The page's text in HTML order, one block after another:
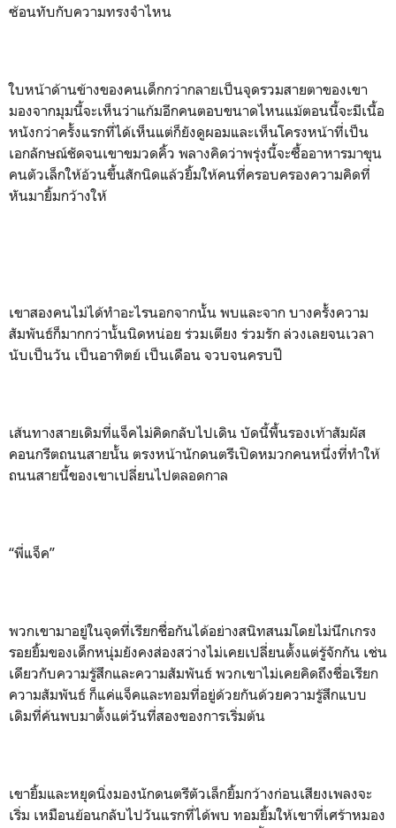
ซ้อนทับกับความทรงจำไหน
ใบหน้าด้านข้างของคนเด็กกว่ากลายเป็นจุดรวมสายตาของเขา
มองจากมุมนี้จะเห็นว่าแก้มอีกคนตอบขนาดไหนแม้ตอนนี้จะมีเนื้อ
หนังกว่าครั้งแรกที่ได้เห็นแต่ก็ยังดูผอมและเห็นโครงหน้าที่เป็น
เอกลักษณ์ชัดจนเขาขมวดคิ้ว พลางคิดว่าพรุ่งนี้จะซื้ออาหารมาขุน
คนตัวเล็กให้อ้วนขึ้นสักนิดแล้วยิ้มให้คนที่ครอบครองความคิดที่
หันมายิ้มกว้างให้
เขาสองคนไม่ได้ทำอะไรนอกจากนั้น พบและจาก บางครั้งความ
สัมพันธ์ก็มากกว่านั้นนิดหน่อย ร่วมเตียง ร่วมรัก ล่วงเลยจนเวลา
นับเป็นวัน เป็นอาทิตย์ เป็นเดือน จวบจนครบปี
เส้นทางสายเดิมที่แจ็คไม่คิดกลับไปเดิน บัดนี้พื้นรองเท้าสัมผัส
คอนกรีตถนนสายนั้น ตรงหน้านักดนตรีเปิดหมวกคนหนึ่งที่ทำให้
ถนนสายนี้ของเขาเปลี่ยนไปตลอดกาล
“พี่แจ็ค”
พวกเขามาอยู่ในจุดที่เรียกชื่อกันได้อย่างสนิทสนมโดยไม่นึกเกรง
รอยยิ้มของเด็กหนุ่มยังคงส่องสว่างไม่เคยเปลี่ยนตั้งแต่รู้จักกัน เช่น
เดียวกับความรู้สึกและความสัมพันธ์ พวกเขาไม่เคยคิดถึงชื่อเรียก
ความสัมพันธ์ ก็แค่แจ็คและทอมที่อยู่ด้วยกันด้วยความรู้สึกแบบ
เดิมที่ค้นพบมาตั้งแต่วันที่สองของการเริ่มต้น
เขายิ้มและหยุดนิ่งมองนักดนตรีตัวเล็กยิ้มกว้างก่อนเสียงเพลงจะ
เริ่ม เหมือนย้อนกลับไปวันแรกที่ได้พบ ทอมยิ้มให้เขาที่เศร้าหมอง